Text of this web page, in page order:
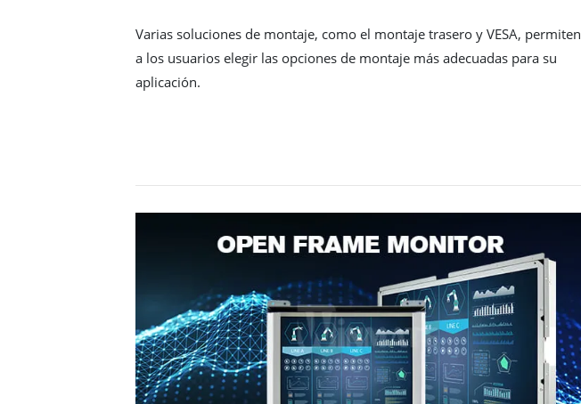
Varias soluciones de montaje, como el montaje trasero y VESA, permiten
a los usuarios elegir las opciones de montaje más adecuadas para su
aplicación.